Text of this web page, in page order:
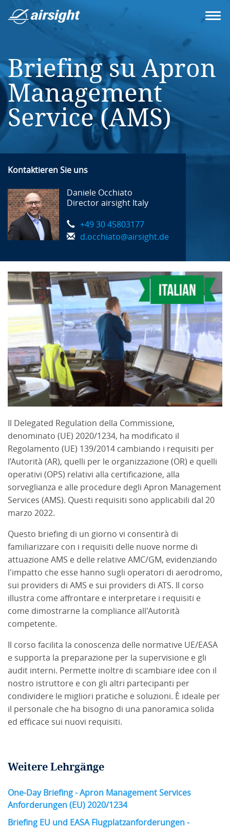
Briefing su Apron
Management
Service (AMS)
Kontaktieren Sie uns
Daniele Occhiato
Director airsight Italy
+49 30 45803177
d.occhiato@airsight.de
Il Delegated Regulation della Commissione,
denominato (UE) 2020/1234, ha modificato il
Regolamento (UE) 139/2014 cambiando i requisiti per
l’Autorità (AR), quelli per le organizzazione (OR) e quelli
operativi (OPS) relativi alla certificazione, alla
sorveglianza e alle procedure degli Apron Management
Services (AMS). Questi requisiti sono applicabili dal 20
marzo 2022.
Questo briefing di un giorno vi consentirà di
familiarizzare con i requisiti delle nuove norme di
attuazione AMS e delle relative AMC/GM, evidenziando
l'impatto che esse hanno sugli operatori di aerodromo,
sui providers di AMS e sui providers di ATS. Il corso
illustra come affrontare e interpretare i requisiti e
come dimostrarne la compliance all'Autorità
competente.
Il corso facilita la conoscenza delle normative UE/EASA
e supporta la preparazione per la supervisione e gli
audit interni. Permette inoltre di scambiare idee con il
nostro istruttore e con gli altri partecipanti per
condividere le migliori pratiche e soluzioni. È ideale per
il personale che ha bisogno di una panoramica solida
ed efficace sui nuovi requisiti.
Weitere Lehrgänge
One-Day Briefing - Apron Management Services
Anforderungen (EU) 2020/1234
Briefing EU und EASA Flugplatzanforderungen -